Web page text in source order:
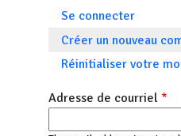
Onglets
Se connecter
Créer un nouveau
Réinitialiser votre
Adresse de courriel